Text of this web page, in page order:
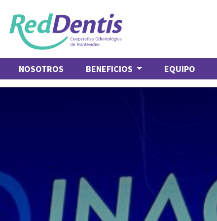
NOSOTROS BENEFICIOS EQUIPO